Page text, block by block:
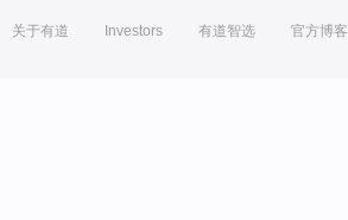
关于有道 Investors 有道智选 官方博客